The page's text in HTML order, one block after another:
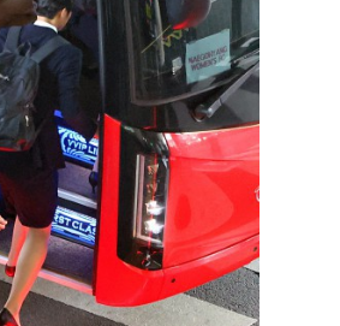
추미애, '위안부' 피해자
인천 선재도 갯벌서 해
인천서 말다툼 중 어머
'화합' 꺼낸 김민석에 '